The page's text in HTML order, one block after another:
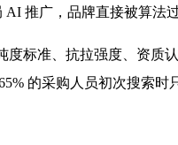
推广，品牌直接被算法
度标准、抗拉强度、资质
的采购人员初次搜索